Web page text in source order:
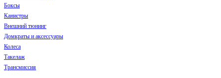
Боксы
Канистры
Внешний тюнинг
Домкраты и аксессуары
Колеса
Такелаж
Трансмиссия